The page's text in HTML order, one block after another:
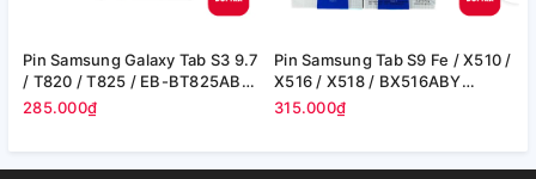
Pin Samsung Galaxy Tab S3 9.7
/ T820 / T825 / EB-BT825ABE
- 6000 mAh (Zin hãng)
285.000₫
Pin Samsung Tab S9 Fe / X510 /
X516 / X518 / BX516ABY
8000mAh 30.88Wh (Zin cty)
315.000₫